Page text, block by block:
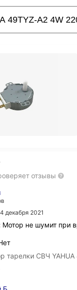
отзывы
4 декабря 2021
Мотор не шумит при
тарелки СВЧ YAHUA